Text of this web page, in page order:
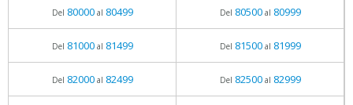
Del 80000al 80499 Del 80500al 80999
Del 81000al 81499 Del 81500al 81999
Del 82000al 82499 Del 82500al 82999